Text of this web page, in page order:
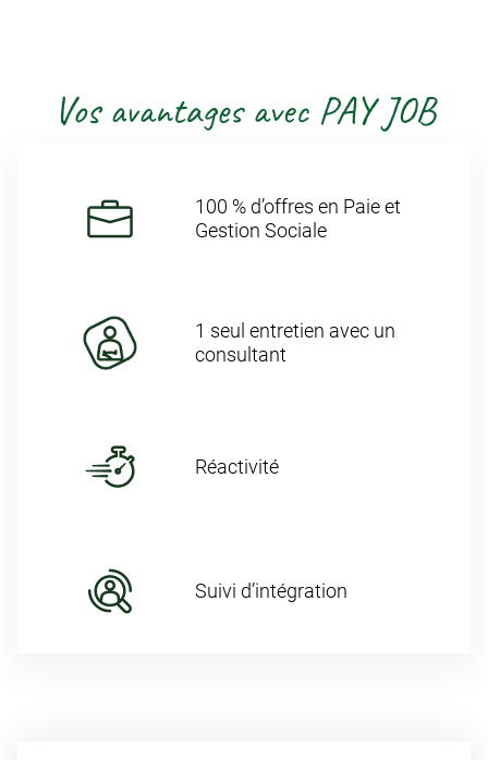
Vos avantages avec PAY JOB
100 % d’offres en Paie et
Gestion Sociale
1 seul entretien avec un
consultant
Réactivité
Suivi d’intégration